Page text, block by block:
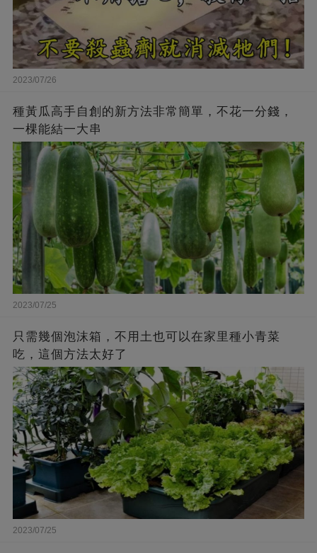
2023/07/26
種黃瓜高手自創的新方法非常簡單，不花一分錢，
一棵能結一大串
2023/07/25
只需幾個泡沫箱，不用土也可以在家里種小青菜
吃，這個方法太好了
2023/07/25